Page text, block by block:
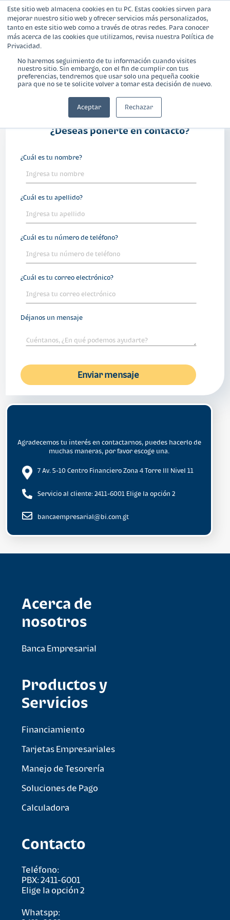
Este sitio web almacena cookies en tu PC. Estas cookies sirven para
mejorar nuestro sitio web y ofrecer servicios más personalizados,
tanto en este sitio web como a través de otras redes. Para conocer
más acerca de las cookies que utilizamos, revisa nuestra Política de
Privacidad.
No haremos seguimiento de tu información cuando visites
nuestro sitio. Sin embargo, con el fin de cumplir con tus
preferencias, tendremos que usar solo una pequeña cookie
para que no se te solicite volver a tomar esta decisión de nuevo.
Aceptar Rechazar
¿Qué es Banca Empresarial?
Contáctanos
Contáctanos
¿Deseas ponerte en contacto?
¿Cuál es tu nombre?
¿Cuál es tu apellido?
¿Cuál es tu número de teléfono?
¿Cuál es tu correo electrónico?
Déjanos un mensaje
Enviar mensaje
Agradecemos tu interés en contactarnos, puedes hacerlo de
muchas maneras, por favor escoge una.
7 Av. 5-10 Centro Financiero Zona 4 Torre lll Nivel 11
Servicio al cliente: 2411-6001 Elige la opción 2
bancaempresarial@bi.com.gt
Acerca de
nosotros
Banca Empresarial
Productos y
Servicios
Financiamiento
Tarjetas Empresariales
Manejo de Tesorería
Soluciones de Pago
Calculadora
Contacto
Teléfono:
PBX: 2411-6001
Elige la opción 2
Whatspp: